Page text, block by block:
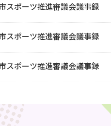
スポーツ推進審議会議事録
スポーツ推進審議会議事録
スポーツ推進審議会議事録